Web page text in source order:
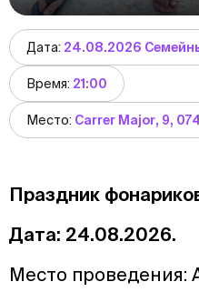
Дата: 24.08.2026
Время: 21:00
Место: Carrer Major, 9,
Праздник
Дата: 24.08.2026.
Место проведения: